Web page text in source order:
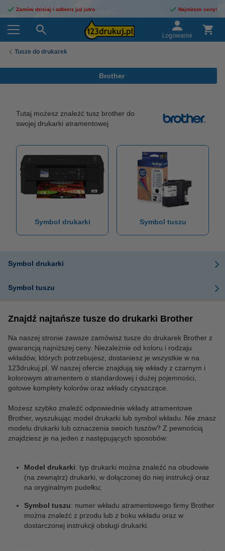
Zamów dzisiaj i odbierz już jutro Najniższe ceny!
Logowanie
Tusze do drukarek
Brother
Tutaj możesz znaleźć tusz brother do
swojej drukarki atramentowej
Symbol drukarki Symbol tuszu
Symbol drukarki
Symbol tuszu
Znajdź najtańsze tusze do drukarki Brother
Na naszej stronie zawsze zamówisz tusze do drukarek Brother z
gwarancją najniższej ceny. Niezależnie od koloru i rodzaju
wkładów, których potrzebujesz, dostaniesz je wszystkie w na
123drukuj.pl. W naszej ofercie znajdują się wkłady z czarnym i
kolorowym atramentem o standardowej i dużej pojemności,
gotowe komplety kolorów oraz wkłady czyszczące.
Możesz szybko znaleźć odpowiednie wkłady atramentowe
Brother, wyszukując model drukarki lub symbol wkładu. Nie znasz
modelu drukarki lub oznaczenia swoich tuszów? Z pewnością
znajdziesz je na jeden z następujących sposobów:
Model drukarki: typ drukarki można znaleźć na obudowie
(na zewnątrz) drukarki, w dołączonej do niej instrukcji oraz
na oryginalnym pudełku;
Symbol tuszu: numer wkładu atramentowego firmy Brother
można znaleźć z przodu lub z boku wkładu oraz w
dostarczonej instrukcji obsługi drukarki.